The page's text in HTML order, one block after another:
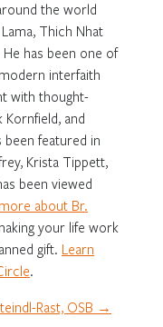
the world
Thich Nhat
has been one of
interfaith
with thought-
Kornfield, and
been featured in
Krista Tippett,
been viewed
about Br.
your life work
gift. Learn
.
Rast, OSB →